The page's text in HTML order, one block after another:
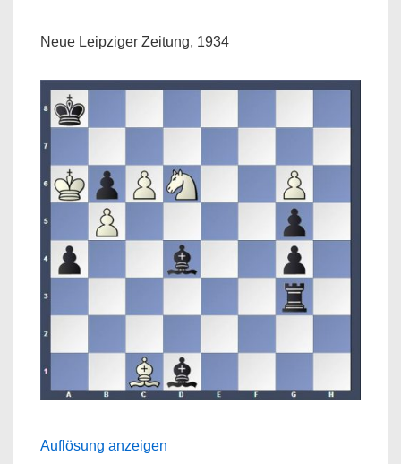
Neue Leipziger Zeitung, 1934
Auflösung anzeigen